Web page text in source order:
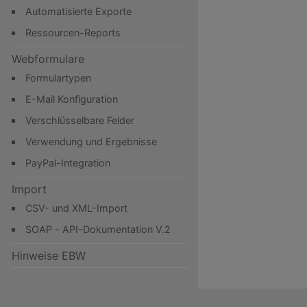
Automatisierte Exporte
Ressourcen-Reports
Webformulare
Formulartypen
E-Mail Konfiguration
Verschlüsselbare Felder
Verwendung und Ergebnisse
PayPal-Integration
Import
CSV- und XML-Import
SOAP - API-Dokumentation V.2
Hinweise EBW